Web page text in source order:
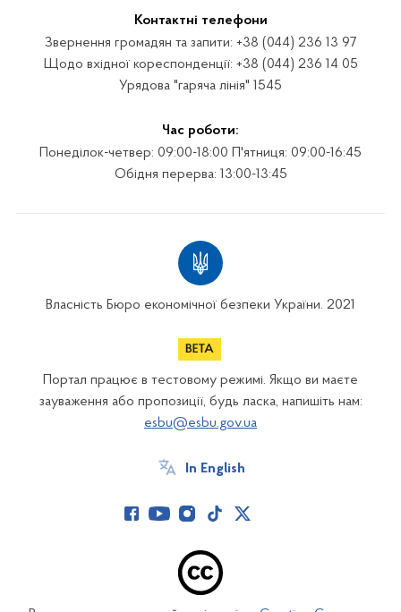
Контактні телефони
Звернення громадян та запити: +38 (044) 236 13 97
Щодо вхідної кореспонденції: +38 (044) 236 14 05
Урядова "гаряча лінія" 1545
Час роботи:
Понеділок-четвер: 09:00-18:00 П'ятниця: 09:00-16:45
Обідня перерва: 13:00-13:45
Власність Бюро економічної безпеки України. 2021
Портал працює в тестовому режимі. Якщо ви маєте
зауваження або пропозиції, будь ласка, напишіть нам:
esbu@esbu.gov.ua
In English